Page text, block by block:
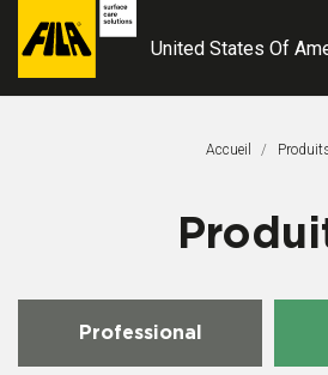
FILA
United States Of
Accueil
Professional